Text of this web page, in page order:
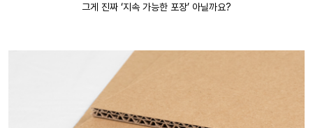
그게 진짜 ‘지속 가능한 포장’ 아닐까요?